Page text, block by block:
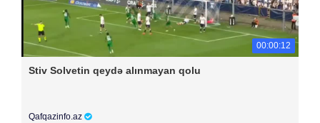
00:00:12
Stiv Solvetin qeydə alınmayan qolu
Qafqazinfo.az